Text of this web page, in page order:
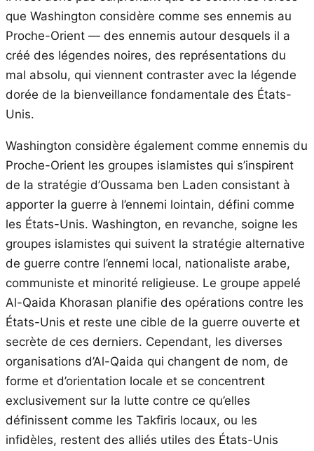
que Washington considère comme ses ennemis au
Proche-Orient — des ennemis autour desquels il a
créé des légendes noires, des représentations du
mal absolu, qui viennent contraster avec la légende
dorée de la bienveillance fondamentale des États-
Unis.
Washington considère également comme ennemis du
Proche-Orient les groupes islamistes qui s’inspirent
de la stratégie d’Oussama ben Laden consistant à
apporter la guerre à l’ennemi lointain, défini comme
les États-Unis. Washington, en revanche, soigne les
groupes islamistes qui suivent la stratégie alternative
de guerre contre l’ennemi local, nationaliste arabe,
communiste et minorité religieuse. Le groupe appelé
Al-Qaida Khorasan planifie des opérations contre les
États-Unis et reste une cible de la guerre ouverte et
secrète de ces derniers. Cependant, les diverses
organisations d’Al-Qaida qui changent de nom, de
forme et d’orientation locale et se concentrent
exclusivement sur la lutte contre ce qu’elles
définissent comme les Takfiris locaux, ou les
infidèles, restent des alliés utiles des États-Unis